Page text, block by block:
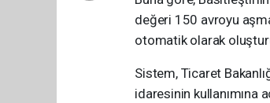
değeri 150 avroyu
otomatik olarak
Sistem, Ticaret
idaresinin kullanımına